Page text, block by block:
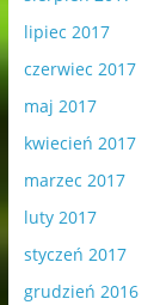
lipiec 2017
czerwiec 2017
maj 2017
kwiecień 2017
marzec 2017
luty 2017
styczeń 2017
grudzień 2016